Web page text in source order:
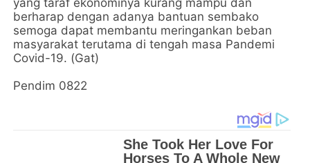
yang taraf ekonominya kurang mampu dan
berharap dengan adanya bantuan sembako
semoga dapat membantu meringankan beban
masyarakat terutama di tengah masa Pandemi
Covid-19. (Gat)
Pendim 0822